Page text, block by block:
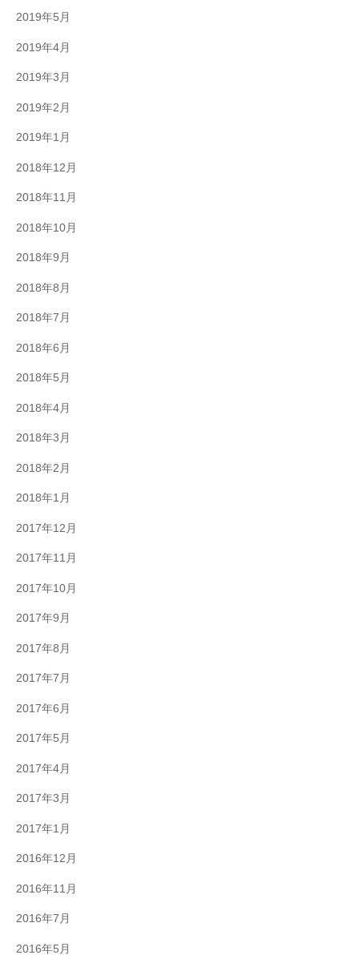
2019年5月
2019年4月
2019年3月
2019年2月
2019年1月
2018年12月
2018年11月
2018年10月
2018年9月
2018年8月
2018年7月
2018年6月
2018年5月
2018年4月
2018年3月
2018年2月
2018年1月
2017年12月
2017年11月
2017年10月
2017年9月
2017年8月
2017年7月
2017年6月
2017年5月
2017年4月
2017年3月
2017年1月
2016年12月
2016年11月
2016年7月
2016年5月